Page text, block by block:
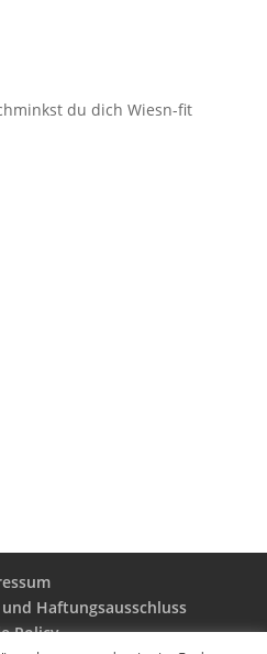
du dich Wiesn-fit
Haftungsausschluss
Policy